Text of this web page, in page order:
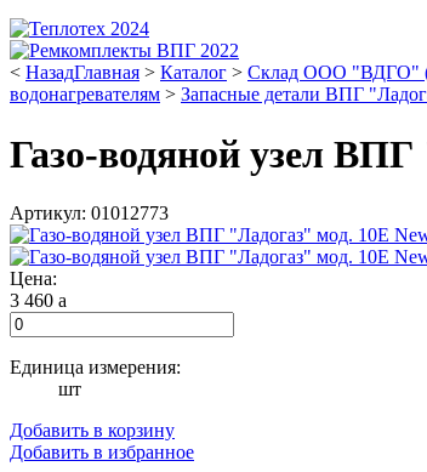
< НазадГлавная > Каталог > Склад ООО "ВДГО"
водонагревателям > Запасные детали ВПГ
Газо-водяной узел
Артикул: 01012773
Цена:
3 460 a
Единица измерения:
шт
Добавить в корзину
Добавить в избранное